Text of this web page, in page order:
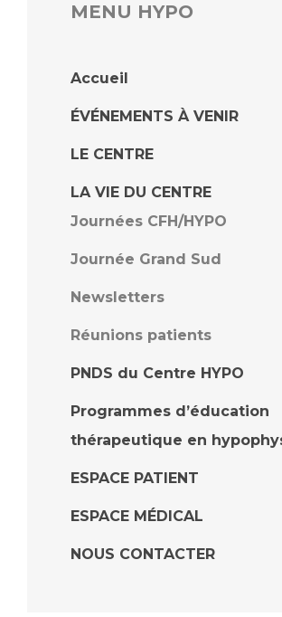
MENU HYPO
Accueil
ÉVÉNEMENTS À VENIR
LE CENTRE
LA VIE DU CENTRE
Journées CFH/HYPO
Journée Grand Sud
Newsletters
Réunions patients
PNDS du Centre HYPO
Programmes d’éducation
thérapeutique en
ESPACE PATIENT
ESPACE MÉDICAL
NOUS CONTACTER